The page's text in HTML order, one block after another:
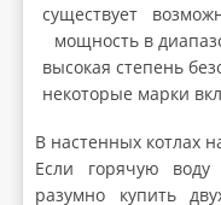
существует
мощность в
высокая степень
некоторые марки
В настенных котлах
Если горячую
разумно купить